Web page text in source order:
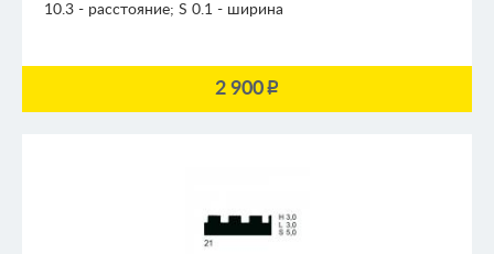
10.3 - расстояние; S 0.1 - ширина
2 900p